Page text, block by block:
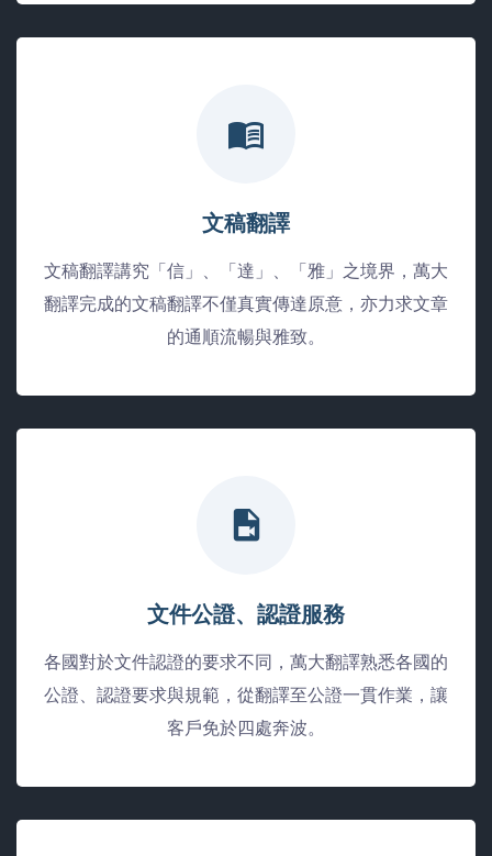
文稿翻譯
文稿翻譯講究「信」、「達」、「雅」之境界，萬大
翻譯完成的文稿翻譯不僅真實傳達原意，亦力求文章
的通順流暢與雅致。
文件公證、認證服務
各國對於文件認證的要求不同，萬大翻譯熟悉各國的
公證、認證要求與規範，從翻譯至公證一貫作業，讓
客戶免於四處奔波。